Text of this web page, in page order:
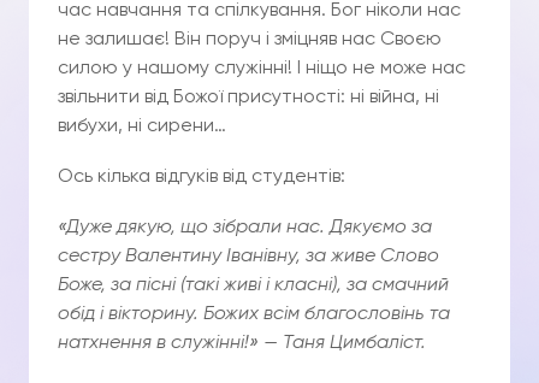
час навчання та спілкування. Бог ніколи нас
не залишає! Він поруч і зміцняв нас Своєю
силою у нашому служінні! І ніщо не може нас
звільнити від Божої присутності: ні війна, ні
вибухи, ні сирени…
Ось кілька відгуків від студентів:
«Дуже дякую, що зібрали нас. Дякуємо за
сестру Валентину Іванівну, за живе Слово
Боже, за пісні (такі живі і класні), за смачний
обід і вікторину. Божих всім благословінь та
натхнення в служінні!» — Таня Цимбаліст.